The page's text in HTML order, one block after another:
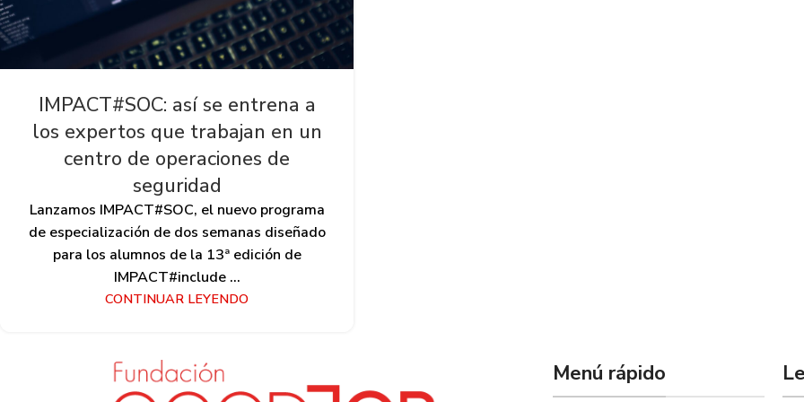
IMPACT#SOC: así se entrena a
los expertos que trabajan en un
centro de operaciones de
seguridad
Lanzamos IMPACT#SOC, el nuevo programa
de especialización de dos semanas diseñado
para los alumnos de la 13ª edición de
IMPACT#include ...
CONTINUAR LEYENDO
Menú rápido